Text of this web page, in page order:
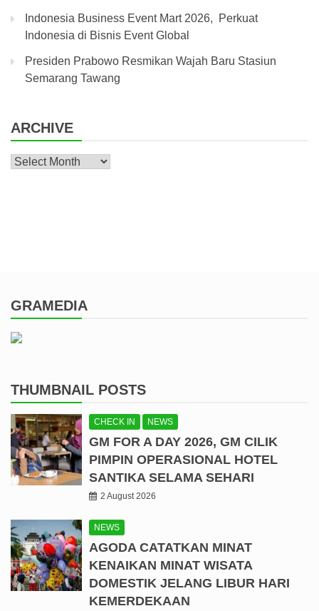
Indonesia Business Event Mart 2026, Perkuat
Indonesia di Bisnis Event Global
Presiden Prabowo Resmikan Wajah Baru Stasiun
Semarang Tawang
ARCHIVE
Archive
GRAMEDIA
THUMBNAIL POSTS
CHECK IN NEWS
GM FOR A DAY 2026, GM CILIK
PIMPIN OPERASIONAL HOTEL
SANTIKA SELAMA SEHARI
2 August 2026
NEWS
AGODA CATATKAN MINAT
KENAIKAN MINAT WISATA
DOMESTIK JELANG LIBUR HARI
KEMERDEKAAN